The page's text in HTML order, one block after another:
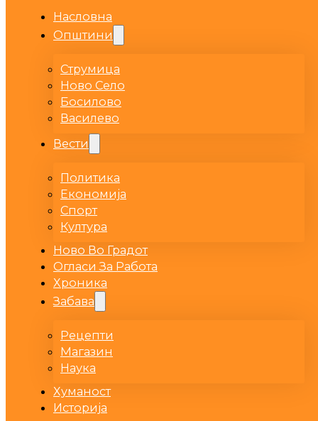
Насловна
Општини
Струмица
Ново Село
Босилово
Василево
Вести
Политика
Економија
Спорт
Култура
Ново Во Градот
Огласи За Работа
Хроника
Забава
Рецепти
Магазин
Наука
Хуманост
Историја